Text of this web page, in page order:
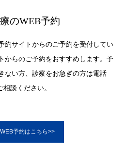
のWEB予約
約サイトからのご予約を受付してい
からのご予約をおすすめします。予
ない方、診察をお急ぎの方は電話
談ください。
予約はこちら>>